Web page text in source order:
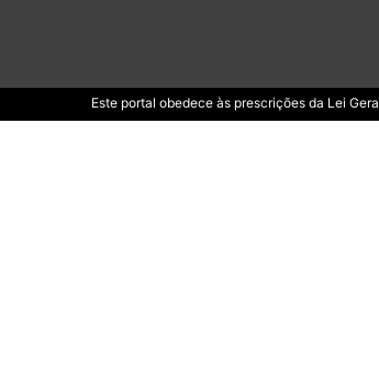
Este portal obedece às prescrições da Lei